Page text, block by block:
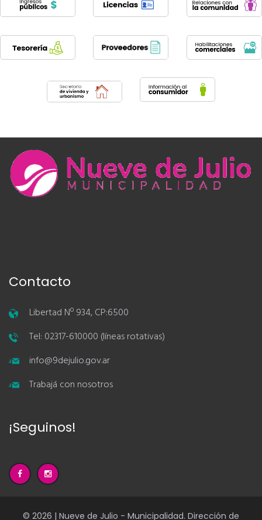
Contacto
Libertad Nº 934, CP:6500
Tel: 02317-610000 (líneas rotativas)
info@9dejulio.gov.ar
Trabajá con nosotros
¡Seguinos!
© 2026 | Nueve de Julio - Municipalidad. Dirección de